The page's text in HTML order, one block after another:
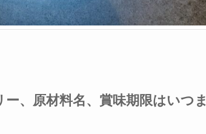
、原材料名、賞味期限はいつま